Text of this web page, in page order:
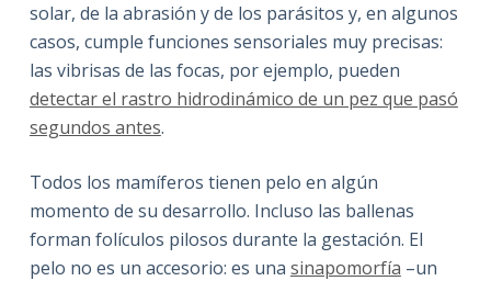
solar, de la abrasión y de los parásitos y, en algunos
casos, cumple funciones sensoriales muy precisas:
las vibrisas de las focas, por ejemplo, pueden
detectar el rastro hidrodinámico de un pez que pasó
segundos antes.
Todos los mamíferos tienen pelo en algún
momento de su desarrollo. Incluso las ballenas
forman folículos pilosos durante la gestación. El
pelo no es un accesorio: es una sinapomorfía –un